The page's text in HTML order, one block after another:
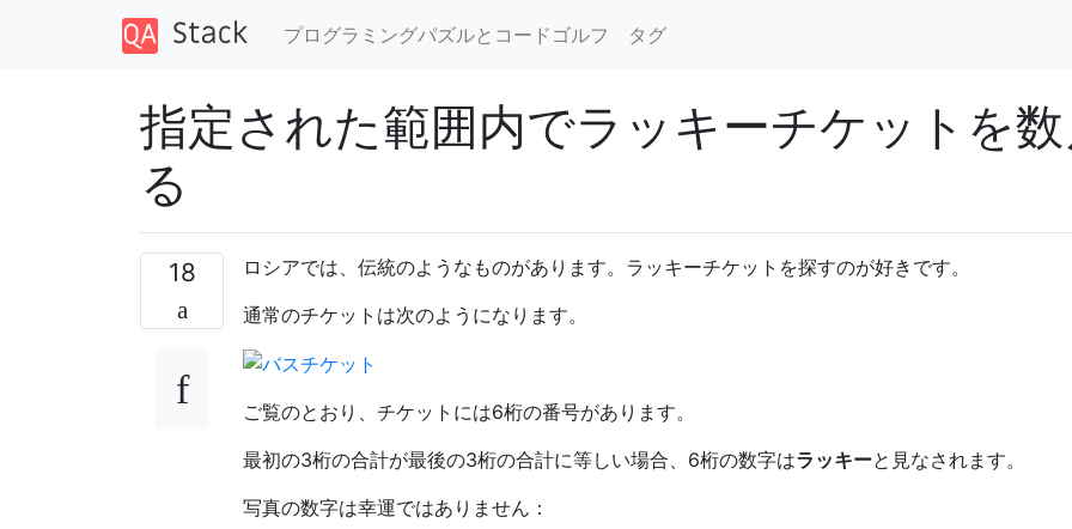
プログラミングパズルとコードゴルフ タグ
指定された範囲内でラッキーチケットを
る
18
ロシアでは、伝統のようなものがあります。ラッキーチケットを探すのが好きです。
通常のチケットは次のようになります。
ご覧のとおり、チケットには6桁の番号があります。
最初の3桁の合計が最後の3桁の合計に等しい場合、6桁の数字はラッキーと見なされます。
写真の数字は幸運ではありません：